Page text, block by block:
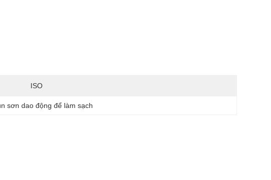
ISO
sơn dao động để làm sạch